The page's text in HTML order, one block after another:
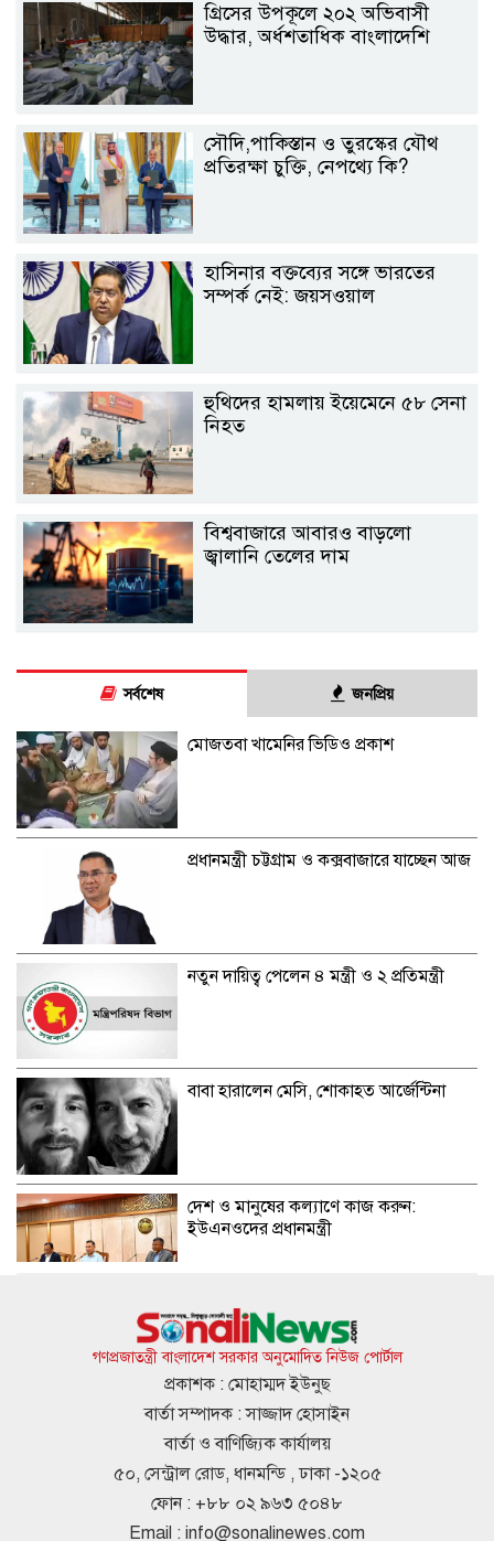
গ্রিসের উপকূলে ২০২ অভিবাসী
উদ্ধার, অর্ধশতাধিক বাংলাদেশি
সৌদি,পাকিস্তান ও তুরস্কের যৌথ
প্রতিরক্ষা চুক্তি, নেপথ্যে কি?
হাসিনার বক্তব্যের সঙ্গে ভারতের
সম্পর্ক নেই: জয়সওয়াল
হুথিদের হামলায় ইয়েমেনে ৫৮ সেনা
নিহত
বিশ্ববাজারে আবারও বাড়লো
জ্বালানি তেলের দাম
সর্বশেষ জনপ্রিয়
মোজতবা খামেনির ভিডিও প্রকাশ
প্রধানমন্ত্রী চট্টগ্রাম ও কক্সবাজারে যাচ্ছেন আজ
নতুন দায়িত্ব পেলেন ৪ মন্ত্রী ও ২ প্রতিমন্ত্রী
বাবা হারালেন মেসি, শোকাহত আর্জেন্টিনা
দেশ ও মানুষের কল্যাণে কাজ করুন:
ইউএনওদের প্রধানমন্ত্রী
রাষ্ট্রপতি নির্বাচনে প্রার্থী দেবে জামায়াত
মানবসেবার জন্য রোটারির সম্মানজনক পদক
পেলেন ডা. রাসকিন
গণপ্রজাতন্ত্রী বাংলাদেশ সরকার অনুমোদিত নিউজ পোর্টাল
প্রকাশক : মোহাম্মদ ইউনুছ
বার্তা সম্পাদক : সাজ্জাদ হোসাইন
বার্তা ও বাণিজ্যিক কার্যালয়
৫০, সেন্ট্রাল রোড, ধানমন্ডি , ঢাকা -১২০৫
ফোন : +৮৮ ০২ ৯৬৩ ৫০৪৮
Email : info@sonalinewes.com